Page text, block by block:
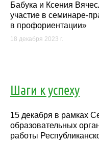
Бабука и Ксения
участие в семинаре-
в профориентации»
18 декабря 2023 г.
Шаги к успеху
15 декабря в рамках
образовательных
работы